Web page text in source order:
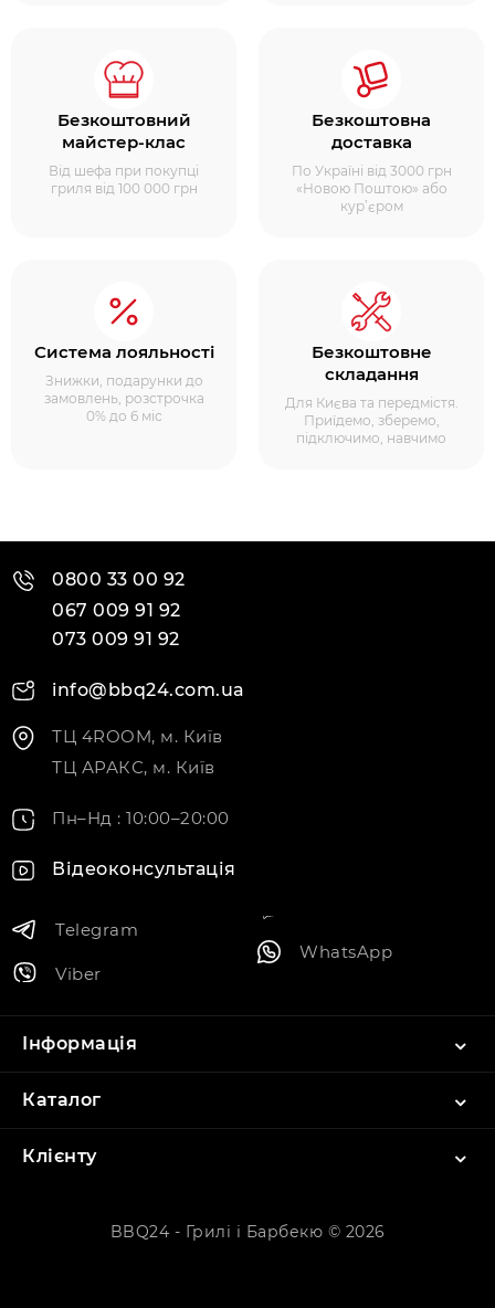
Безкоштовний
майстер-клас
Від шефа при покупці
гриля від 100 000 грн
Безкоштовна
доставка
По Україні від 3000 грн
«Новою Поштою» або
кур’єром
Система лояльності
Знижки, подарунки до
замовлень, розстрочка
0% до 6 міс
Безкоштовне
складання
Для Києва та передмістя.
Приїдемо, зберемо,
підключимо, навчимо
0800 33 00 92
067 009 91 92
073 009 91 92
info@bbq24.com.ua
ТЦ 4ROOM, м. Київ
ТЦ АРАКС, м. Київ
Пн–Нд : 10:00–20:00
Відеоконсультація
Telegram
Viber
WhatsApp
Інформація
Каталог
Клієнту
BBQ24 - Грилі і Барбекю © 2026